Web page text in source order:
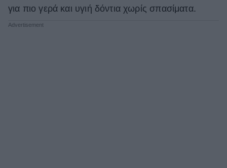
για πιο γερά και υγιή δόντια χωρίς σπασίματα.